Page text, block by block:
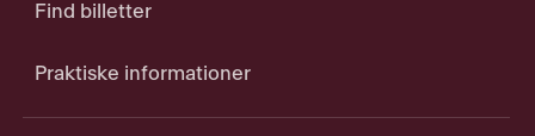
Find billetter
Praktiske informationer